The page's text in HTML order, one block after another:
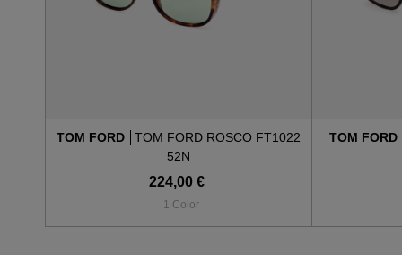
TOM FORD
TOM FORD ROSCO FT1022
52N
224,00 €
1 Color
TOM FORD